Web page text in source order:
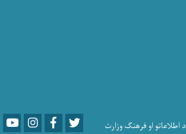
د اطلاعاتو او فرهنګ وزارت YoutubeLinkedInFacebook